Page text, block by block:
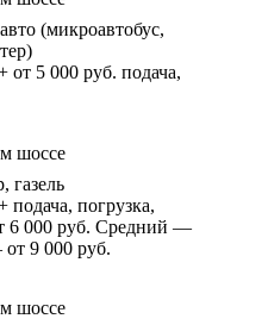
(микроавтобус,
от 5 000 руб. подача,
газель
подача, погрузка,
6 000 руб. Средний —
9 000 руб.